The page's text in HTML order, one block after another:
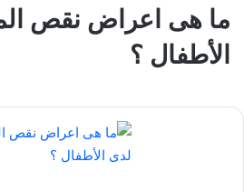
ما هى اعراض نقص
الأطفال ؟